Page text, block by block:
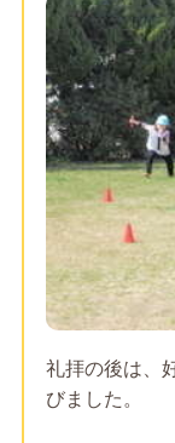
礼拝の後は、
びました。